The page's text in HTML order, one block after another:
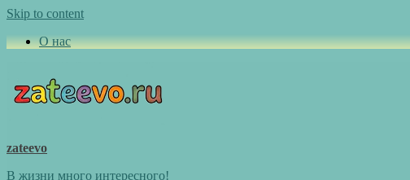
Skip to content
О нас
zateevo
В жизни много интересного!